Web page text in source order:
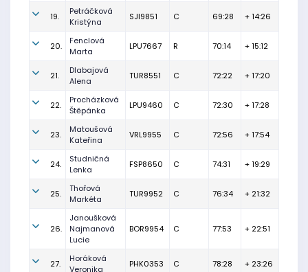
19.
Petráčková
Kristýna
SJI9851 C 69:28 + 14:26
20.
Fenclová
Marta
LPU7667 R 70:14 + 15:12
21.
Dlabajová
Alena
TUR8551 C 72:22 + 17:20
22.
Procházková
Štěpánka
LPU9460 C 72:30 + 17:28
23.
Matoušová
Kateřina
VRL9955 C 72:56 + 17:54
24.
Studničná
Lenka
FSP8650 C 74:31 + 19:29
25.
Thořová
Markéta
TUR9952 C 76:34 + 21:32
26.
Janoušková
Najmanová
Lucie
BOR9954 C 77:53 + 22:51
27.
Horáková
Veronika
PHK0353 C 78:28 + 23:26